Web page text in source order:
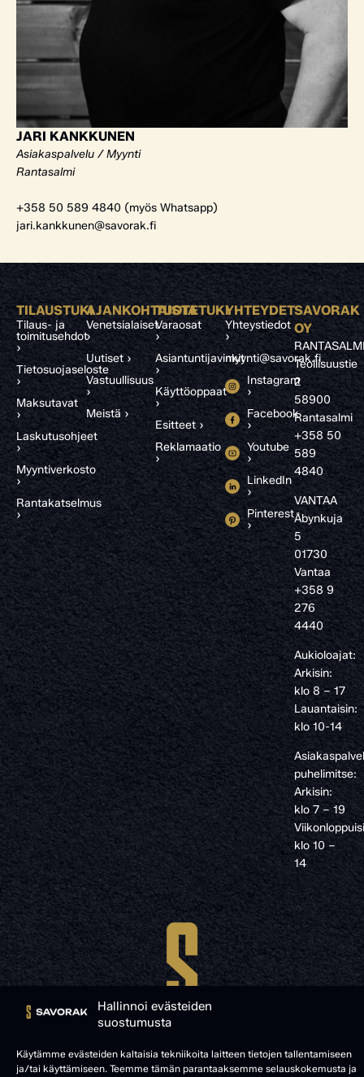
Hallinnoi evästeiden
suostumusta
Käytämme evästeiden kaltaisia tekniikoita laitteen tietojen tallentamiseen
ja/tai käyttämiseen. Teemme tämän parantaaksemme selauskokemusta ja
JARI KANKKUNEN
Asiakaspalvelu / Myynti
Rantasalmi
+358 50 589 4840 (myös Whatsapp)
jari.kankkunen@savorak.fi
TILAUSTUKI
Tilaus- ja
toimitusehdot
›
Tietosuojaseloste
›
Maksutavat
›
Laskutusohjeet
›
Myyntiverkosto
›
Rantakatselmus
›
AJANKOHTAISTA
Venetsialaiset
›
Uutiset ›
Vastuullisuus
›
Meistä ›
TUOTETUKI
Varaosat
›
Asiantuntijavinkit
›
Käyttöoppaat
›
Esitteet ›
Reklamaatio
›
YHTEYDET
Yhteystiedot
›
myynti@savorak.fi
Instagram
›
Facebook
›
Youtube
›
LinkedIn
›
Pinterest
›
SAVORAK
OY
Teollisuustie
2
58900
Rantasalmi
+358 50
589
4840
VANTAA
Åbynkuja
5
01730
Vantaa
+358 9
276
4440
Aukioloajat:
Arkisin:
klo 8 – 17
Lauantaisin:
klo 10-14
puhelimitse:
Arkisin:
klo 7 – 19
klo 10 –
14